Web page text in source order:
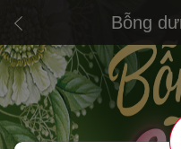
Bỗng